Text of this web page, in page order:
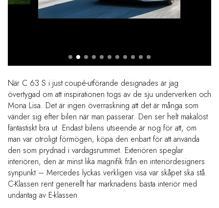
När C 63 S i just coupé-utförande designades är jag
övertygad om att inspirationen togs av de sju underverken och
Mona Lisa. Det är ingen överraskning att det är många som
vänder sig efter bilen när man passerar. Den ser helt makalöst
fantastiskt bra ut. Endast bilens utseende är nog för att, om
man var otroligt förmögen, köpa den enbart för att använda
den som prydnad i vardagsrummet. Exteriören speglar
interiören, den är minst lika magnifik från en interiördesigners
synpunkt – Mercedes lyckas verkligen visa var skåpet ska stå.
C-Klassen rent generellt har marknadens bästa interiör med
undantag av E-klassen.